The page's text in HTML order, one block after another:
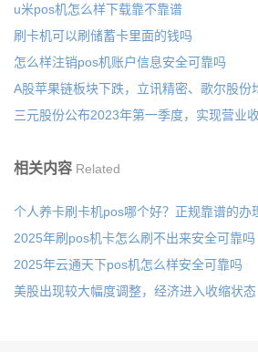
u米pos机怎么样下载靠不靠谱
刷卡机可以刷储蓄卡里面的钱吗
怎么样注销pos机账户信息安全可靠吗
A股苹果链板块下跌，立讯精密、歌尔股份
相关内容 Related
个人养卡刷卡机pos哪个好？正规靠谱的办
2025年刷pos机卡怎么刷不出来安全可靠吗
2025年云通天下pos机怎么样安全可靠吗
美股出现较大幅度调整，经济进入收缩状态